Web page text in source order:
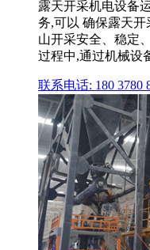
露天开采机电设备
务,可以 确保露天
山开采安全、稳定
过程中,通过机械设
联系电话: 180 3780